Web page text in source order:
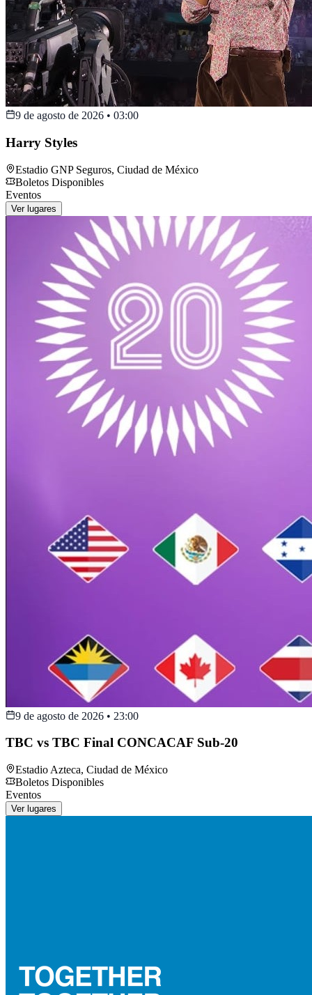
9 de agosto de 2026 • 03:00
Harry Styles
Estadio GNP Seguros, Ciudad de México
Boletos Disponibles
Eventos
Ver lugares
9 de agosto de 2026 • 23:00
TBC vs TBC Final CONCACAF Sub-20
Estadio Azteca, Ciudad de México
Boletos Disponibles
Eventos
Ver lugares